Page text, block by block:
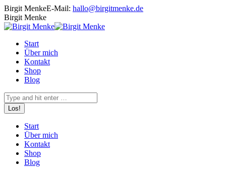
Zum
Inhalt
springen
Birgit MenkeE-Mail: hallo@birgitmenke.de
E-
Mail
Birgit Menke
Start
Über mich
Kontakt
Shop
Blog
Search:
Start
Über mich
Kontakt
Shop
Blog